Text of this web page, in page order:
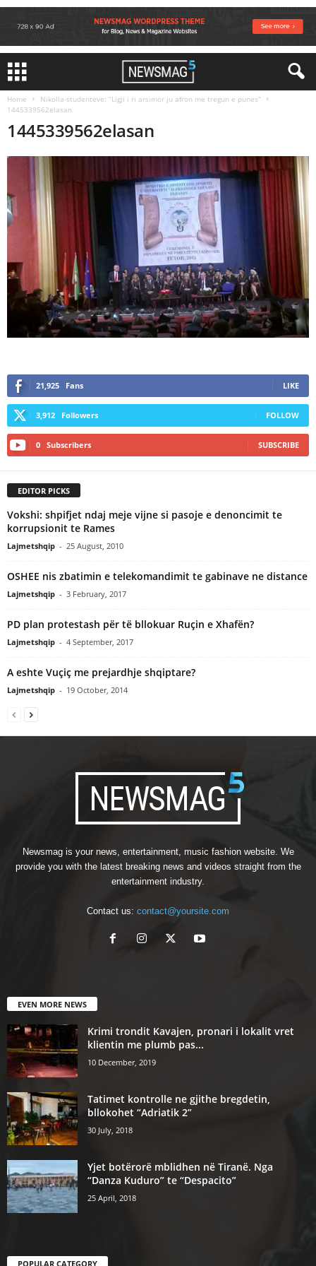
Home
Nikolla-studenteve: “Ligji i ri arsimor ju afron me tregun e punes”
1445339562elasan
1445339562elasan
21,925 Fans LIKE
3,912 Followers FOLLOW
0 Subscribers SUBSCRIBE
EDITOR PICKS
Vokshi: shpifjet ndaj meje vijne si pasoje e denoncimit te
korrupsionit te Rames
Lajmetshqip - 25 August, 2010
OSHEE nis zbatimin e telekomandimit te gabinave ne distance
Lajmetshqip - 3 February, 2017
PD plan protestash për të bllokuar Ruçin e Xhafën?
Lajmetshqip - 4 September, 2017
A eshte Vuçiç me prejardhje shqiptare?
Lajmetshqip - 19 October, 2014
Newsmag is your news, entertainment, music fashion website. We
provide you with the latest breaking news and videos straight from the
entertainment industry.
Contact us: contact@yoursite.com
EVEN MORE NEWS
Krimi trondit Kavajen, pronari i lokalit vret
klientin me plumb pas...
10 December, 2019
Tatimet kontrolle ne gjithe bregdetin,
bllokohet “Adriatik 2”
30 July, 2018
Yjet botërorë mblidhen në Tiranë. Nga
“Danza Kuduro” te “Despacito”
25 April, 2018
POPULAR CATEGORY